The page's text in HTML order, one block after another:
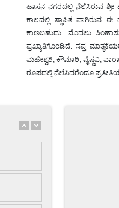
ಹಾಸನ ನಗರದಲ್ಲಿ ನೆಲೆಸಿರುವ
ಕಾಲದಲ್ಲಿ ಸ್ಥಾಪಿತ ವಾಗಿರುವ
ಕಾಣಬಹುದು. ಮೊದಲು
ಪ್ರಖ್ಯಾತಿಗೊಂಡಿದೆ. ಸಪ್ತ
ಮಹೇಶ್ವರಿ, ಕೌಮಾರಿ, ವೈಷ್ಣವಿ,
ರೂಪದಲ್ಲಿ ನೆಲೆಸಿದರೆಂದೂ